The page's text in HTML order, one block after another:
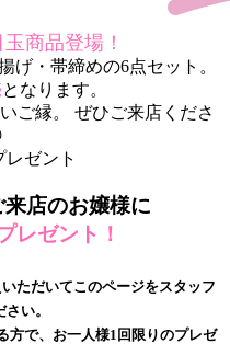
玉商品登場！
げ・帯締めの6点セット。
となります。
ご縁。 ぜひご来店くださ
店のお嬢様に
レゼント！
ただいてこのページをスタッフ
い。
方で、お一人様1回限りのプレゼ